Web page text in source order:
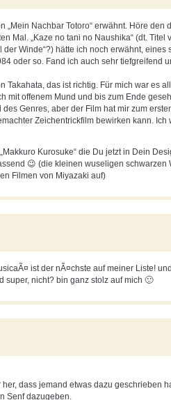
„Mein Nachbar Totoro“ erwähnt. Höre den
Mal. „Kaze no tani no Naushika“ (dt. Titel
der Winde“?) hätte ich noch erwähnt, eines
oder so. Fand ich auch sehr tiefgreifend
Takahata, das ist richtig. Für mich war es
mit offenem Mund und bis zum Ende
des Genres, aber der Film hat mir zum
Zeichentrickfilm bewirken kann. Ich
Kurosuke“ die Du jetzt in Dein
😉 (die kleinen wuseligen schwarzen
Filmen von Miyazaki auf)
ist der nÃ¤chste auf meiner Liste!
super, nicht? bin ganz stolz auf mich 🙂
dass jemand etwas dazu geschrieben
Senf dazugeben.